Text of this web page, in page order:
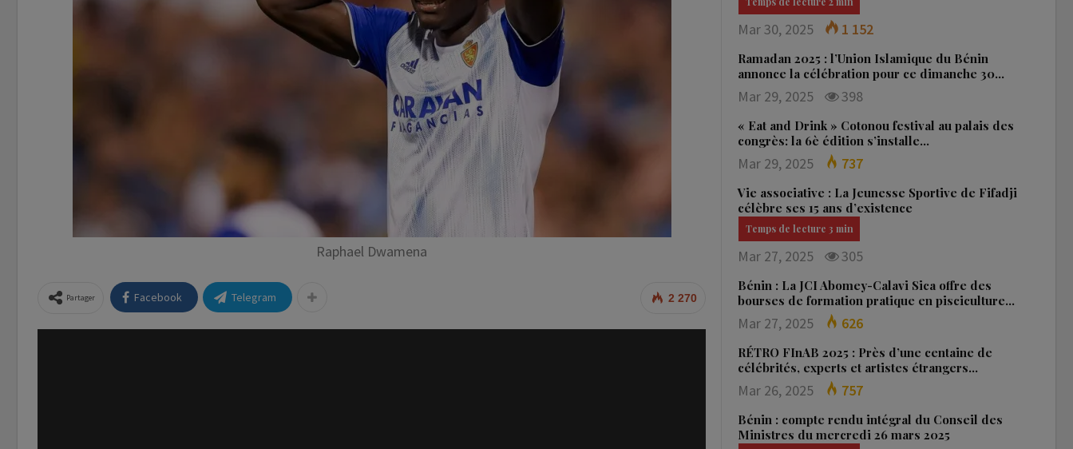
Raphael Dwamena
2 270
Partager Facebook Telegram
Mar 30, 2025 1 152
Ramadan 2025 : l’Union Islamique du Bénin
annonce la célébration pour ce dimanche 30…
Mar 29, 2025 398
« Eat and Drink » Cotonou festival au palais des
congrès: la 6è édition s’installe…
Mar 29, 2025 737
Vie associative : La Jeunesse Sportive de Fifadji
célèbre ses 15 ans d’existence
Mar 27, 2025 305
Bénin : La JCI Abomey-Calavi Sica offre des
bourses de formation pratique en pisciculture…
Mar 27, 2025 626
RÉTRO FInAB 2025 : Près d’une centaine de
célébrités, experts et artistes étrangers…
Mar 26, 2025 757
Bénin : compte rendu intégral du Conseil des
Ministres du mercredi 26 mars 2025